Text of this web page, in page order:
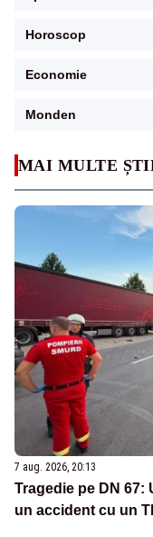
MAI MULTE
7 aug. 2026, 20:13
Tragedie pe DN 67:
un accident cu un
Horoscop
Economie
Monden